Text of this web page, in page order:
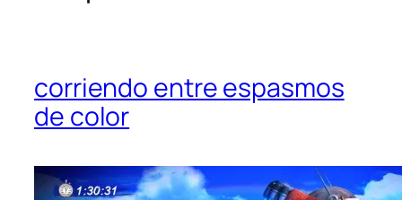
corriendo entre espasmos
de color